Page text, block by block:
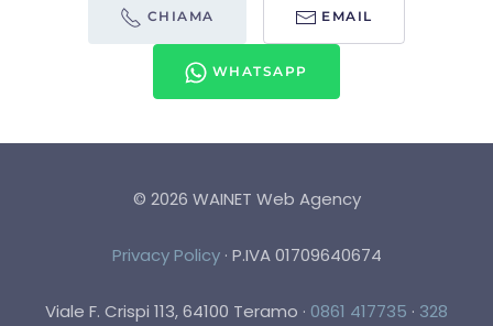
CHIAMA EMAIL
WHATSAPP
© 2026 WAINET Web Agency
Privacy Policy · P.IVA 01709640674
Viale F. Crispi 113, 64100 Teramo · 0861 417735 · 328